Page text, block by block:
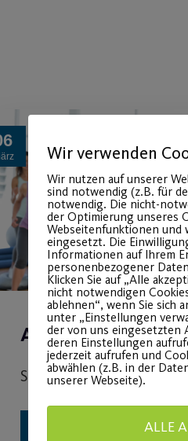
Aktionstag
Studio N°1
Wir verwenden
Wir nutzen auf unserer
sind notwendig (z.B. für
notwendig. Die nicht-
der Optimierung unseres
Webseitenfunktionen und
eingesetzt. Die
Informationen auf Ihrem
personenbezogener
Klicken Sie auf „Alle
nicht notwendigen
ablehnen“, wenn Sie sich
unter „Einstellungen
der von uns eingesetzten
deren Einstellungen
jederzeit aufrufen und
abwählen (z.B. in der
unserer Webseite).
ALLE